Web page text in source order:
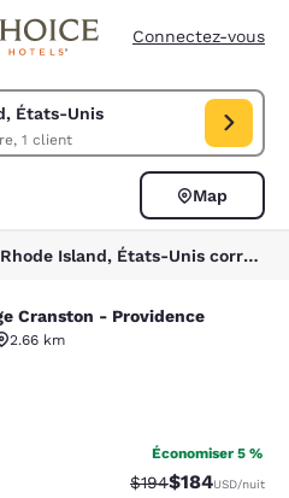
Connectez-vous
États-Unis
1 chambre, 1 client
Rhode Island, États-Unis. Date
Map
2 hôtels près de Cranston, Rhode Island, États-Unis correspondant à vos filtres
- Providence
Cranston - Providence
2.66 km
70 commentaires
Économiser 5 %
Tarif barré :
$194Tarif réduit :
$184USD/nuit